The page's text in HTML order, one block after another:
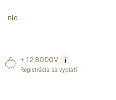
nie
+ 12 BODOV i
Registrácia sa vyplatí